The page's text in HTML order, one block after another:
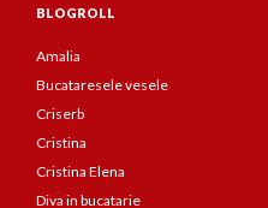
BLOGROLL
Amalia
Bucataresele vesele
Criserb
Cristina
Cristina Elena
Diva in bucatarie